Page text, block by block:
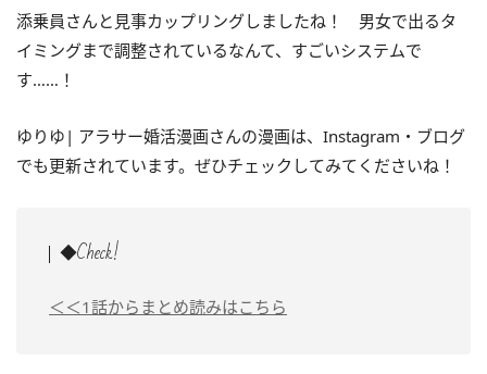
添乗員さんと見事カップリングしましたね！ 男女で出るタ
イミングまで調整されているなんて、すごいシステムで
す……！
ゆりゆ| アラサー婚活漫画さんの漫画は、Instagram・ブログ
でも更新されています。ぜひチェックしてみてくださいね！
◆Check!
＜＜1話からまとめ読みはこちら